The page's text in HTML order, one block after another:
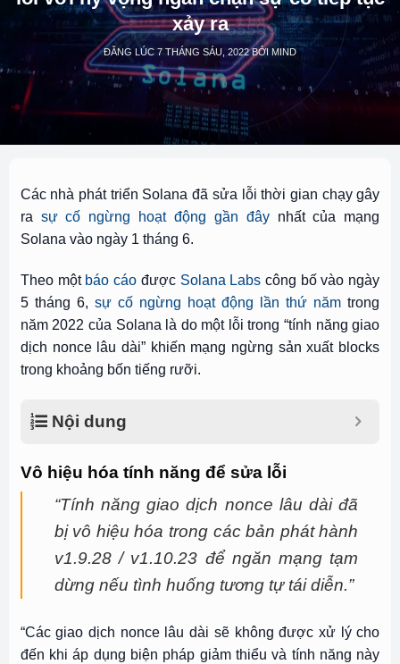
xảy ra
ĐĂNG LÚC 7 THÁNG SÁU, 2022BỞI MIND
Các nhà phát triển Solana đã sửa lỗi thời gian chạy gây
ra sự cố ngừng hoạt động gần đâynhất của mạng
Solana vào ngày 1 tháng 6.
Theo một báo cáo được Solana Labs công bố vào ngày
5 tháng 6, sự cố ngừng hoạt động lần thứ năm trong
năm 2022 của Solana là do một lỗi trong “tính năng giao
dịch nonce lâu dài” khiến mạng ngừng sản xuất blocks
trong khoảng bốn tiếng rưỡi.
Nội dung
Vô hiệu hóa tính năng để sửa lỗi
“Tính năng giao dịch nonce lâu dài đã
bị vô hiệu hóa trong các bản phát hành
v1.9.28 / v1.10.23 để ngăn mạng tạm
dừng nếu tình huống tương tự tái diễn.”
“Các giao dịch nonce lâu dài sẽ không được xử lý cho
đến khi áp dụng biện pháp giảm thiểu và tính năng này